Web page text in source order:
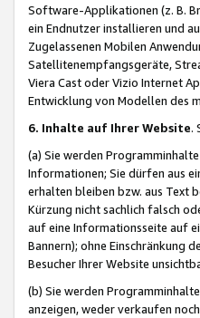
Software-Applikationen (z. B.
ein Endnutzer installieren und
Zugelassenen Mobilen
Satellitenempfangsgeräte,
Viera Cast oder Vizio Internet
Entwicklung von Modellen des
6. Inhalte auf Ihrer Website.
(a) Sie werden
Informationen; Sie dürfen aus
erhalten bleiben bzw. aus Text
Kürzung nicht sachlich falsch
auf eine Informationsseite auf
Bannern); ohne Einschränkung
Besucher Ihrer Website
(b) Sie werden
anzeigen, weder verkaufen